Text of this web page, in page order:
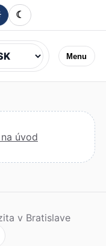
☾
Menu
Jazyk
úvod
v Bratislave